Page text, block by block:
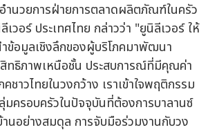
นวยการฝ่ายการตลาดผลิตภัณฑ์ในครัว
วอร์ ประเทศไทย กล่าวว่า "ยูนิลีเวอร์ ให้
ข้อมูลเชิงลึกของผู้บริโภคมาพัฒนา
ธิภาพเหนือชั้น ประสบการณ์ที่มีคุณค่า
คชาวไทยในวงกว้าง เราเข้าใจพฤติกรรม
มครอบครัวในปัจจุบันที่ต้องการบาลานซ์
นอย่างสมดุล การจับมือร่วมงานกับวง